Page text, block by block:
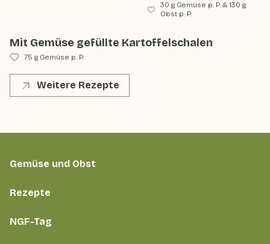
30 g Gemüse p. P.& 130 g
Obst p. P.
Mit Gemüse gefüllte Kartoffelschalen
75 g Gemüse p. P.
Weitere Rezepte
Gemüse und Obst
Rezepte
NGF-Tag